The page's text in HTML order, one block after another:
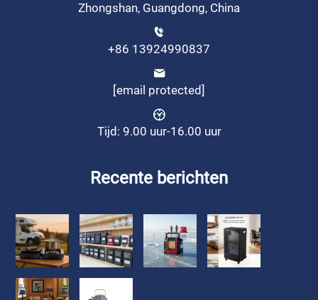
Zhongshan, Guangdong, China
+86 13924990837
[email protected]
Tijd: 9.00 uur-16.00 uur
Recente berichten